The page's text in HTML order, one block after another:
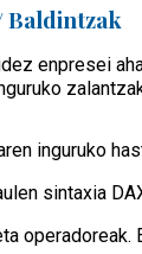
Baldintzak
enpresei
inguruko
sintaxia
operadoreak.